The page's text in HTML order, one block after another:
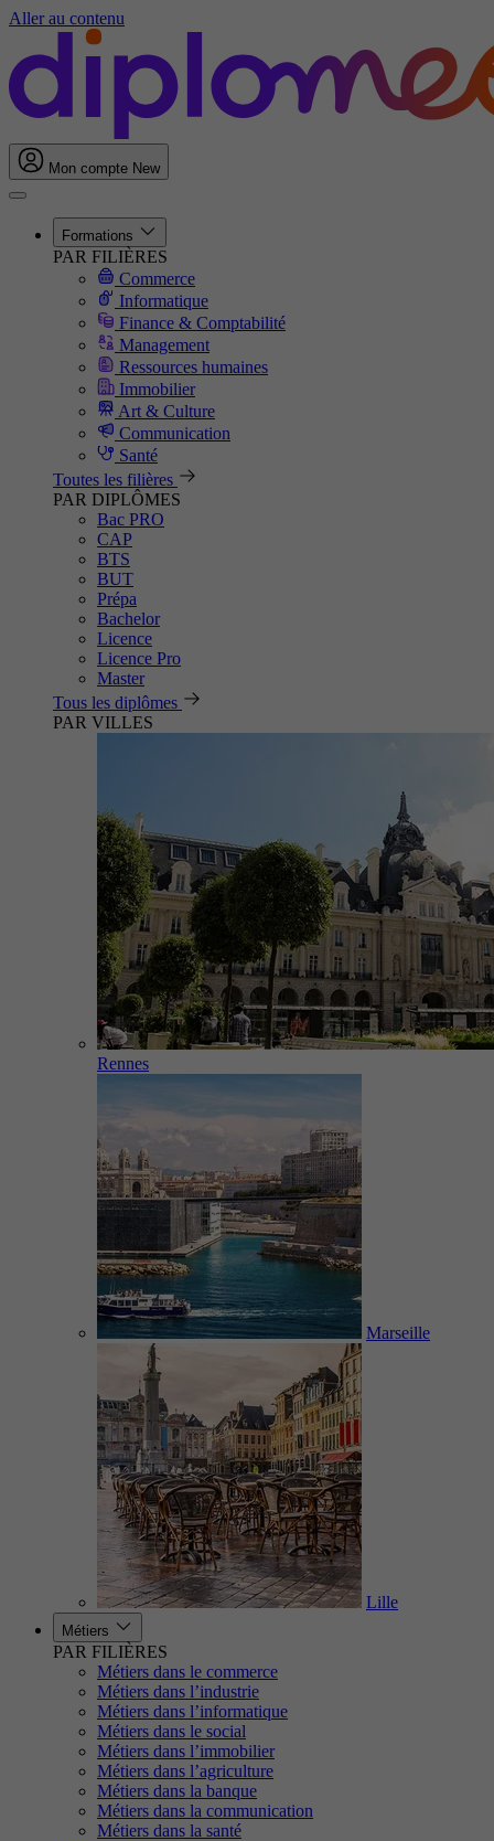
Aller au contenu
Mon compte New
Formations
PAR FILIÈRES
Commerce
Informatique
Finance & Comptabilité
Management
Ressources humaines
Immobilier
Art & Culture
Communication
Santé
Toutes les filières
PAR DIPLÔMES
Bac PRO
CAP
BTS
BUT
Prépa
Bachelor
Licence
Licence Pro
Master
Tous les diplômes
PAR VILLES
Rennes
Marseille
Lille
Métiers
PAR FILIÈRES
Métiers dans le commerce
Métiers dans l’industrie
Métiers dans l’informatique
Métiers dans le social
Métiers dans l’immobilier
Métiers dans l’agriculture
Métiers dans la banque
Métiers dans la communication
Métiers dans la santé